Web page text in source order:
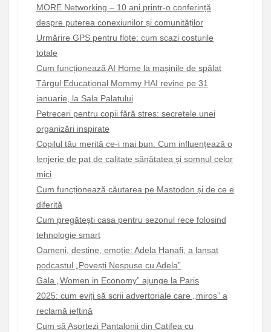
MORE Networking – 10 ani printr-o conferință
despre puterea conexiunilor și comunităților
Urmărire GPS pentru flote: cum scazi costurile
totale
Cum funcționează AI Home la mașinile de spălat
Târgul Educațional Mommy HAI revine pe 31
ianuarie, la Sala Palatului
Petreceri pentru copii fără stres: secretele unei
organizări inspirate
Copilul tău merită ce-i mai bun: Cum influențează o
lenjerie de pat de calitate sănătatea și somnul celor
mici
Cum funcționează căutarea pe Mastodon și de ce e
diferită
Cum pregătești casa pentru sezonul rece folosind
tehnologie smart
Oameni, destine, emoție: Adela Hanafi, a lansat
podcastul „Povești Nespuse cu Adela”
Gala „Women in Economy” ajunge la Paris
2025: cum eviți să scrii advertoriale care „miros” a
reclamă ieftină
Cum să Asortezi Pantalonii din Catifea cu